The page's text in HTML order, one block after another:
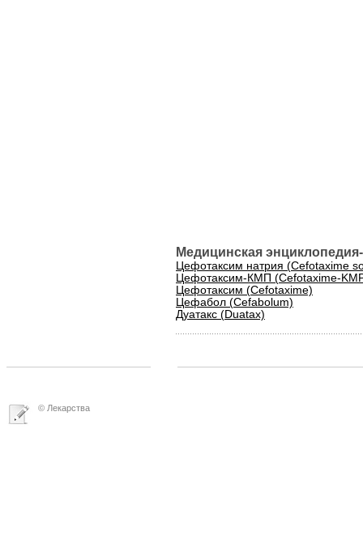
Медицинская
Цефотаксим натрия (Cefotaxime
Цефотаксим-КМП (Cefotaxime-
Цефотаксим (Cefotaxime)
Цефабол (Cefabolum)
Дуатакс (Duatax)
© Лекарства